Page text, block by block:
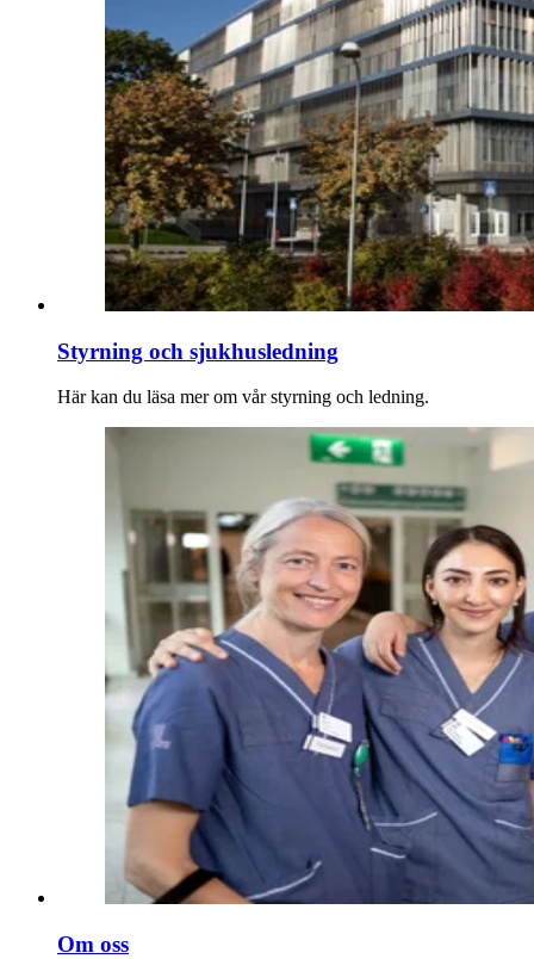
Styrning och sjukhusledning
Här kan du läsa mer om vår styrning och ledning.
Om oss